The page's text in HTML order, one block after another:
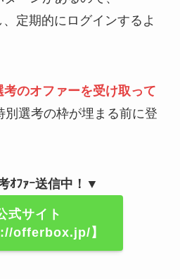
、定期的にログインするよ
のオファーを受け取って
別選考の枠が埋まる前に登
ｵﾌｧｰ送信中！▼
式サイト
offerbox.jp/】